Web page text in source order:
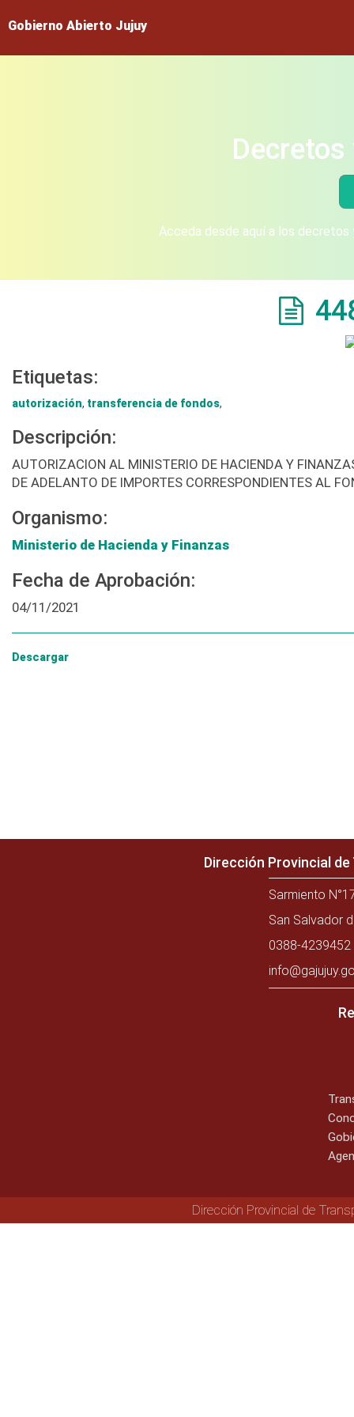
Gobierno Abierto Jujuy
Acceda desde aquí a los
Etiquetas:
autorización, transferencia de fondos,
Descripción:
AUTORIZACION AL MINISTERIO DE HACIENDA Y
DE ADELANTO DE IMPORTES CORRESPONDIENTES AL
Organismo:
Ministerio de Hacienda y Finanzas
Fecha de Aprobación:
04/11/2021
Descargar
Dirección Provincial
Sarmiento
San Salvador
0388-
Dirección Provincial de